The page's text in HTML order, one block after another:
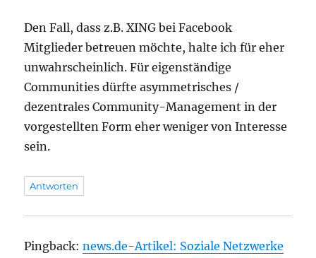
Den Fall, dass z.B. XING bei Facebook
Mitglieder betreuen möchte, halte ich für eher
unwahrscheinlich. Für eigenständige
Communities dürfte asymmetrisches /
dezentrales Community-Management in der
vorgestellten Form eher weniger von Interesse
sein.
Antworten
Pingback:news.de-Artikel: Soziale Netzwerke